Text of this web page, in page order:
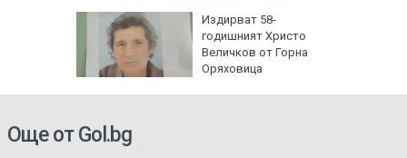
Издирват 58-
годишният Христо
Величков от Горна
Оряховица
Още от Gol.bg